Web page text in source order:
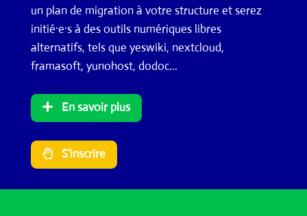
un plan de migration à votre structure et serez
initié·e·s à des outils numériques libres
alternatifs, tels que yeswiki, nextcloud,
framasoft, yunohost, dodoc...
En savoir plus
S'inscrire